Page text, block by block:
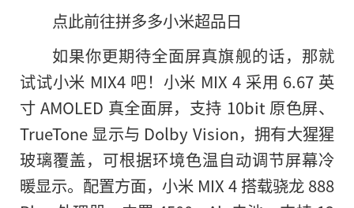
点此前往拼多多小米超品日
如果你更期待全面屏真旗舰的话，那就
试试小米 MIX4 吧！小米 MIX 4 采用 6.67 英
寸 AMOLED 真全面屏，支持 10bit 原色屏、
TrueTone 显示与 Dolby Vision，拥有大猩猩
玻璃覆盖，可根据环境色温自动调节屏幕冷
暖显示。配置方面，小米 MIX 4 搭载骁龙 888